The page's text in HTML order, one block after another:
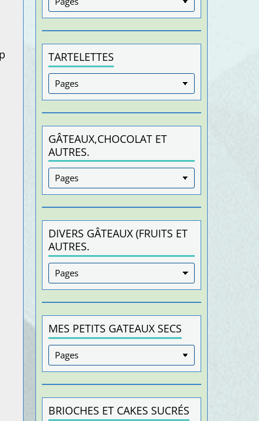
TARTELETTES
GÂTEAUX,CHOCOLAT ET
AUTRES.
DIVERS GÂTEAUX (FRUITS ET
AUTRES.
MES PETITS GATEAUX SECS
BRIOCHES ET CAKES SUCRÉS